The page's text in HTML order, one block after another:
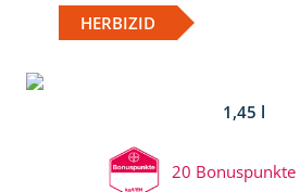
HERBIZID
1,45 l
20